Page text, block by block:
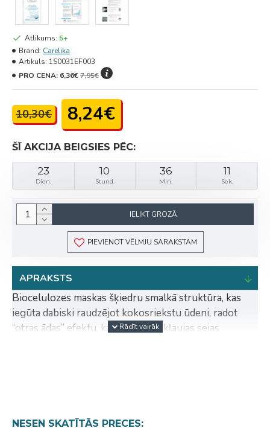
ŠĪ AKCIJA BEIGSIES PĒC:
23
Dien.
10
Stund.
36
Min.
11
Sek.
10,30€ 8,24€
Atlikums: 5+
Brand: Carelika
Artikuls: 1S0031EF003
PRO CENA: 6,36€7,95€
IELIKT GROZĀ
PIEVIENOT VĒLMJU SARAKSTAM
APRAKSTS
Biocelulozes maskas šķiedru smalkā struktūra, kas
iegūta dabiski raudzējot kokosriekstu ūdeni, radot
“otras ādas” efektu, kas lieliski piekļaujas sejas
krāsu. Sastāvā ir 96% dabiskas izcelsmes ingredienti.
NESEN SKATĪTĀS PRECES: